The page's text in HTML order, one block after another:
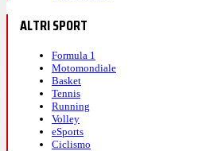
ALTRI SPORT
Formula 1
Motomondiale
Basket
Tennis
Running
Volley
eSports
Ciclismo